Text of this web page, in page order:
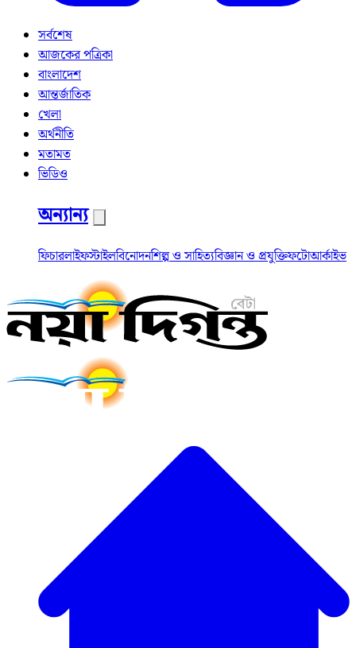
সর্বশেষ
আজকের পত্রিকা
বাংলাদেশ
আন্তর্জাতিক
খেলা
অর্থনীতি
মতামত
ভিডিও
অন্যান্য
ফিচারলাইফস্টাইলবিনোদনশিল্প ও সাহিত্যবিজ্ঞান ও প্রযুক্তিফটোআর্কাইভ